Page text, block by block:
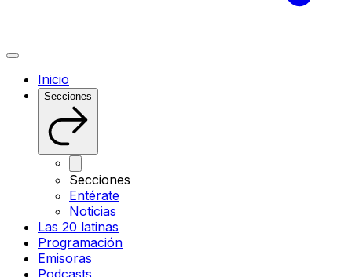
Inicio
Secciones
Secciones
Entérate
Noticias
Las 20 latinas
Programación
Emisoras
Podcasts